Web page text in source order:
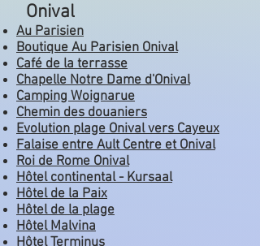
Onival
Au Parisien
Boutique Au Parisien Onival
Café de la terrasse
Chapelle Notre Dame d'Onival
Camping Woignarue
Chemin des douaniers
Evolution plage Onival vers Cayeux
Falaise entre Ault Centre et Onival
Roi de Rome Onival
Hôtel continental - Kursaal
Hôtel de la Paix
Hôtel de la plage
Hôtel Malvina
Hôtel Terminus